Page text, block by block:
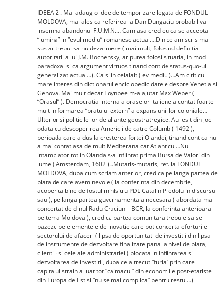
IDEEA 2 . Mai adaug o idee de temporizare legata de FONDUL
MOLDOVA, mai ales ca referirea la Dan Dungaciu probabil va
insemna abandonul F.U.M.N.… Cam asa cred eu ca se accepta
“lumina” in “evul mediu” romanesc actual….Din ce am scris mai
sus ar trebui sa nu dezarmeze ( mai mult, folosind definitia
autoritatii a lui J.M. Bochensky, ar putea folosi situatia, in mod
paradoxal si ca argument virtuos tinand cont de status-quo-ul
generalizat actual…). Ca si in celalalt ( ev mediu )…Am citit cu
mare interes din dictionarul enciclopedic datele despre Venetia si
Genova. Mai mult decat Toynbee m-a ajutat Max Weber (
“Orasul” ). Democratia interna a oraselor italiene a contat foarte
mult in formarea “bratului extern” a expansiunii lor coloniale…
Ulterior si politicile lor de aliante geostratregice. Au iesit din joc
odata cu descoperirea Americii de catre Columb ( 1492 ),
perioada care a dus la cresterea fortei Olandei, tinand cont ca nu
a mai contat asa de mult Mediterana cat Atlanticul…Nu
intamplator tot in Olanda s-a infiintat prima Bursa de Valori din
lume ( Amsterdam, 1602 )…Mutatis-mutatis, ref. la FONDUL
MOLDOVA, dupa cum scriam anterior, cred ca pe langa partea de
piata de care avem nevoie ( la conferinta din decembrie,
acoperita bine de fostul minisitru PDL Catalin Predoiu in discursul
sau ), pe langa partea guvernamentala necesara ( abordata mai
concertat de d-nul Radu Craciun – BCR, la conferinta anterioara
pe tema Moldova ), cred ca partea comunitara trebuie sa se
bazeze pe elementele de inovatie care pot concerta eforturile
sectorului de afaceri ( lipsa de oportunitati de investitii din lipsa
de instrumente de dezvoltare finalizate pana la nivel de piata,
clienti ) si cele ale administratiei ( blocata in infiintarea si
dezvoltarea de investitii, dupa ce a trecut “furia” prin care
capitalul strain a luat tot “caimacul” din economiile post-etatiste
din Europa de Est si “nu se mai complica” pentru restul…)